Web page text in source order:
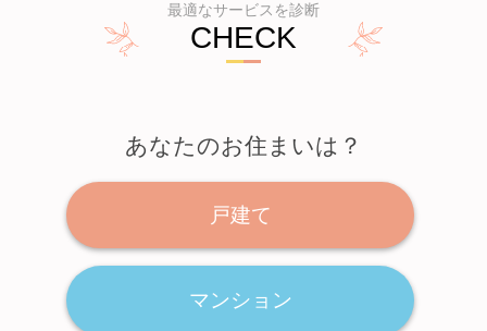
最適なサービスを診断
CHECK
あなたのお住まいは？
戸建て
マンション